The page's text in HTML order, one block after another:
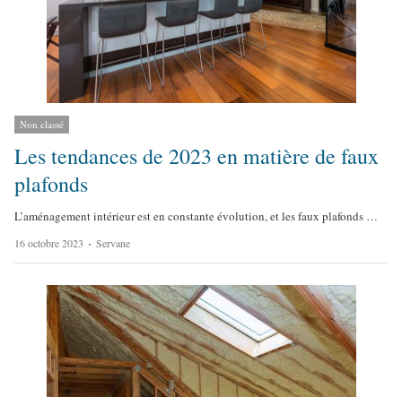
Non classé
Les tendances de 2023 en matière de faux
plafonds
L’aménagement intérieur est en constante évolution, et les faux plafonds …
16 octobre 2023
A
u
h
o
r
Servane